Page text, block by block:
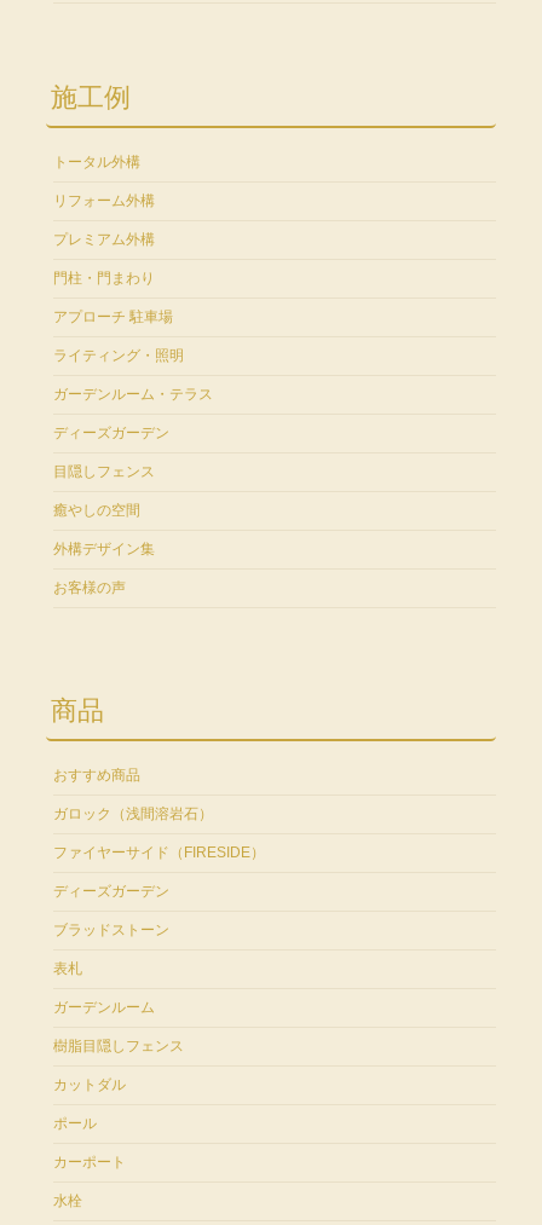
施工例
トータル外構
リフォーム外構
プレミアム外構
門柱・門まわり
アプローチ 駐車場
ライティング・照明
ガーデンルーム・テラス
ディーズガーデン
目隠しフェンス
癒やしの空間
外構デザイン集
お客様の声
商品
おすすめ商品
ガロック（浅間溶岩石）
ファイヤーサイド（FIRESIDE）
ディーズガーデン
ブラッドストーン
表札
ガーデンルーム
樹脂目隠しフェンス
カットダル
ポール
カーポート
水栓